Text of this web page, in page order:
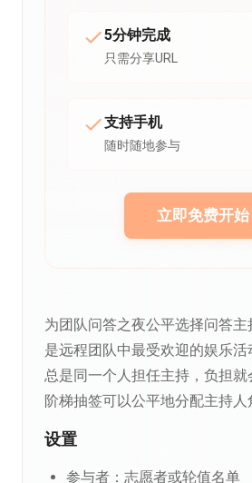
5分钟完成
只需分享URL
支持手机
随时随地参与
立即免费开始
为团队问答之夜公平选择问答
是远程团队中最受欢迎的娱乐
总是同一个人担任主持，负担就
阶梯抽签可以公平地分配主持人
设置
参与者：志愿者或轮值名单